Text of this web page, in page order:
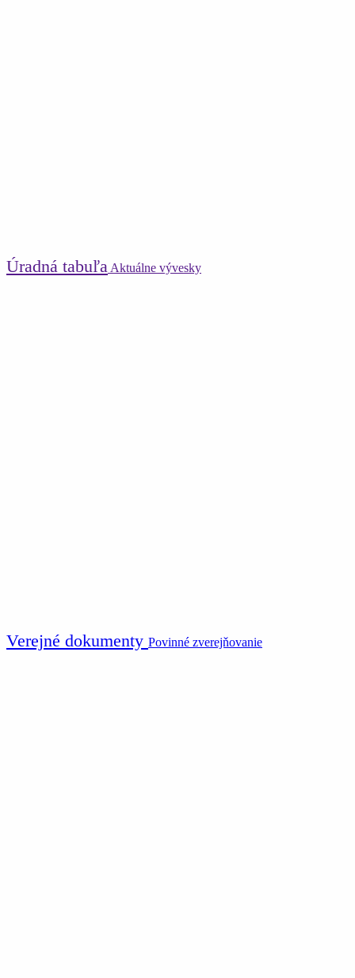
Úradná tabuľa Aktuálne vývesky
Verejné dokumenty Povinné zverejňovanie